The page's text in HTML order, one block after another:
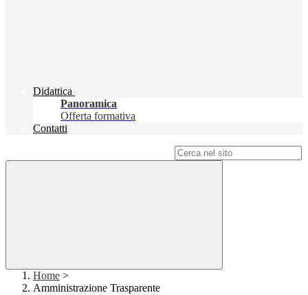
Didattica
Panoramica
Offerta formativa
Contatti
Home >
Amministrazione Trasparente